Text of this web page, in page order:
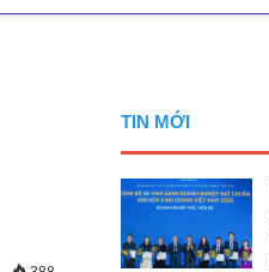
TIN MỚI